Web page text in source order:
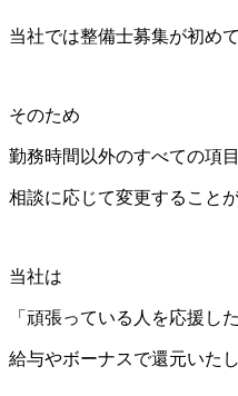
当社では整備士募集が初めて
そのため
勤務時間以外のすべての項
相談に応じて変更することが
当社は
「頑張っている人を応援し
給与やボーナスで還元いたし